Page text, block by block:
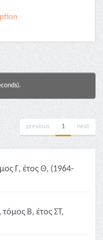
previous 1 next
Γ, έτος Θ, (1964-
Β, έτος ΣΤ,